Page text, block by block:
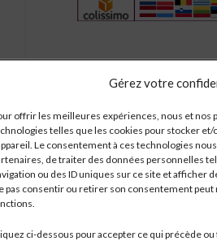
Gérez votre
offrir les meilleures expériences, nous et nos
telles que les cookies pour stocker
Le consentement à ces technologies
de traiter des données personnelles
ou des ID uniques sur ce site et afficher
pas consentir ou retirer son consentement
ci-dessous pour accepter ce qui précède
Catégorie : Monde
Étiquettes : 0.75 l,13°
Partagé